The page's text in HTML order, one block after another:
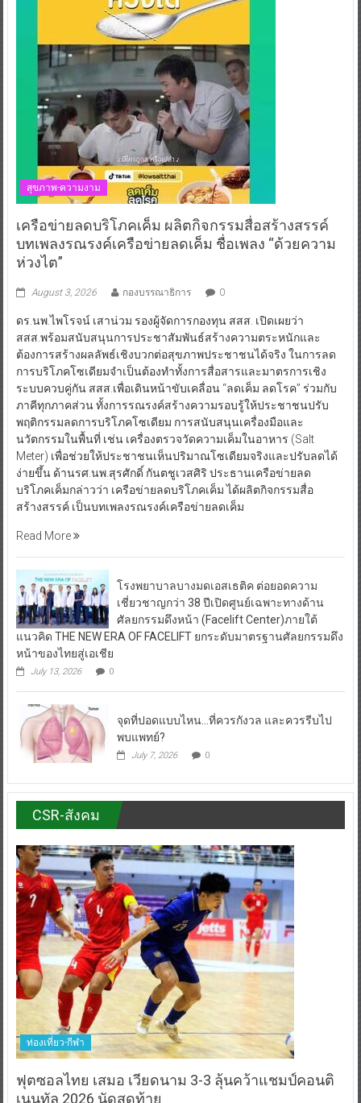
สุขภาพ-ความงาม
เครือข่ายลดบริโภคเค็ม ผลิตกิจกรรมสื่อสร้างสรรค์
บทเพลงรณรงค์เครือข่ายลดเค็ม ชื่อเพลง “ด้วยความ
ห่วงไต”
August 3, 2026 กองบรรณาธิการ 0
ดร.นพ.ไพโรจน์ เสาน่วม รองผู้จัดการกองทุน สสส. เปิดเผยว่า
สสส.พร้อมสนับสนุนการประชาสัมพันธ์สร้างความตระหนักและ
ต้องการสร้างผลลัพธ์เชิงบวกต่อสุขภาพประชาชนได้จริง ในการลด
การบริโภคโซเดียมจำเป็นต้องทำทั้งการสื่อสารและมาตรการเชิง
ระบบควบคู่กัน สสส.เพื่อเดินหน้าขับเคลื่อน “ลดเค็ม ลดโรค” ร่วมกับ
ภาคีทุกภาคส่วน ทั้งการรณรงค์สร้างความรอบรู้ให้ประชาชนปรับ
พฤติกรรมลดการบริโภคโซเดียม การสนับสนุนเครื่องมือและ
นวัตกรรมในพื้นที่ เช่น เครื่องตรวจวัดความเค็มในอาหาร (Salt
Meter) เพื่อช่วยให้ประชาชนเห็นปริมาณโซเดียมจริงและปรับลดได้
ง่ายขึ้น ด้านรศ.นพ.สุรศักดิ์ กันตชูเวสศิริ ประธานเครือข่ายลด
บริโภคเค็มกล่าวว่า เครือข่ายลดบริโภคเค็ม ได้ผลิตกิจกรรมสื่อ
สร้างสรรค์ เป็นบทเพลงรณรงค์เครือข่ายลดเค็ม
Read More
โรงพยาบาลบางมดเอสเธติค ต่อยอดความ
เชี่ยวชาญกว่า 38 ปีเปิดศูนย์เฉพาะทางด้าน
ศัลยกรรมดึงหน้า (Facelift Center)ภายใต้
แนวคิด THE NEW ERA OF FACELIFT ยกระดับมาตรฐานศัลยกรรมดึง
หน้าของไทยสู่เอเชีย
July 13, 2026 0
จุดที่ปอดแบบไหน…ที่ควรกังวล และควรรีบไป
พบแพทย์?
July 7, 2026 0
CSR-สังคม
ท่องเที่ยว-กีฬา
ฟุตซอลไทย เสมอ เวียดนาม 3-3 ลุ้นคว้าแชมป์คอนติ
เนนทัล 2026 นัดสุดท้าย